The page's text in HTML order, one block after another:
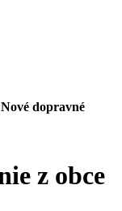
Nové dopravné
z obce